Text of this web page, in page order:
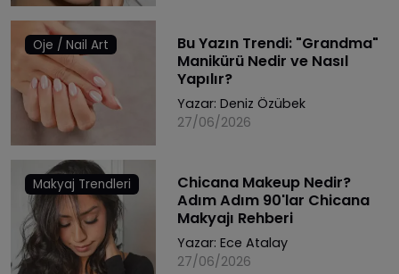
Oje / Nail Art
Bu Yazın Trendi: "Grandma"
Manikürü Nedir ve Nasıl
Yapılır?
Yazar: Deniz Özübek
27/06/2026
Makyaj Trendleri
Chicana Makeup Nedir?
Adım Adım 90'lar Chicana
Makyajı Rehberi
Yazar: Ece Atalay
27/06/2026